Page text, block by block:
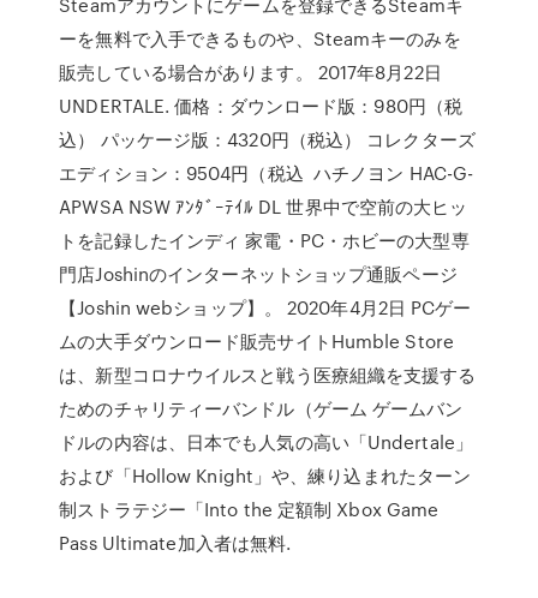
ーを無料で入手できるものや、Steamキーのみを
販売している場合があります。 2017年8月22日
UNDERTALE. 価格：ダウンロード版：980円（税
込） パッケージ版：4320円（税込） コレクターズ
エディション：9504円（税込 ハチノヨン HAC-G-
APWSA NSW ｱﾝﾀﾞｰﾃｲﾙ DL 世界中で空前の大ヒッ
トを記録したインディ 家電・PC・ホビーの大型専
門店Joshinのインターネットショップ通販ページ
【Joshin webショップ】。 2020年4月2日 PCゲー
ムの大手ダウンロード販売サイトHumble Store
は、新型コロナウイルスと戦う医療組織を支援する
ためのチャリティーバンドル（ゲーム ゲームバン
ドルの内容は、日本でも人気の高い「Undertale」
および「Hollow Knight」や、練り込まれたターン
制ストラテジー「Into the 定額制 Xbox Game
Pass Ultimate加入者は無料.